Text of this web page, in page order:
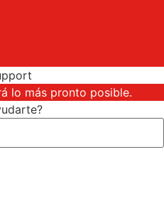
lo más pronto posible.